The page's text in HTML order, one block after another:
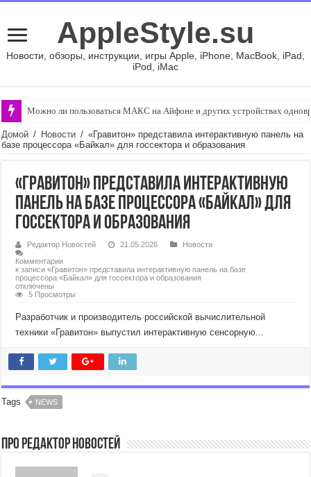
AppleStyle.su
Новости, обзоры, инструкции, игры Apple, iPhone, MacBook, iPad,
iPod, iMac
Можно ли пользоваться МАКС на Айфоне и других устройствах
Домой / Новости / «Гравитон» представила интерактивную панель на
базе процессора «Байкал» для госсектора и образования
«Гравитон» представила интерактивную
панель на базе процессора «Байкал» для
госсектора и образования
Редактор Новостей 21.05.2026
Новости
Комментарии
к записи «Гравитон» представила интерактивную панель на базе
процессора «Байкал» для госсектора и образования
отключены
5 Просмотры
Разработчик и производитель российской вычислительной
техники «Гравитон» выпустил интерактивную сенсорную...
Tags NEWS
Про Редактор Новостей